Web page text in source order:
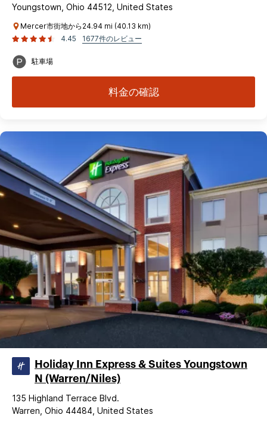
Youngstown, Ohio 44512, United States
Mercer市街地から24.94 mi (40.13 km)
4.45
1677件のレビュー
駐車場
料金の確認
Holiday Inn Express & Suites Youngstown
N (Warren/Niles)
135 Highland Terrace Blvd.
Warren, Ohio 44484, United States